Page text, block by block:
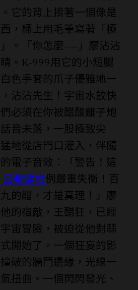
它的背上揹著一個像是
，桶上用毛筆寫著「極
。「你怎麼——」廖沾沾
。K-999用它的小短腿
色手套的爪子優雅地一
沾沾先生！宇宙水餃快
必須在你被醋酸離子炮
音未落，一股極致尖
地從店門口灌入，伴隨
電子音效：「警告！這
公教健檢例嚴重失衡！百
的醋，才是真理！」廖
的宿敵，王醋狂，已經
宙冒險，被迫從他對蒜
開始了。一個狂妄的影
破的牆門邊緣，光線一
扭曲。一個閃閃發光、